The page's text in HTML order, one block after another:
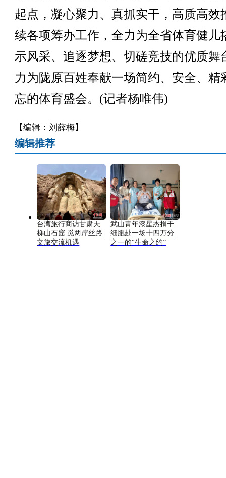
起点，凝心聚力、真抓实干，高质高效
续各项筹办工作，全力为全省体育健儿
示风采、追逐梦想、切磋竞技的优质舞
力为陇原百姓奉献一场简约、安全、精
忘的体育盛会。(记者杨唯伟)
【编辑：刘薛梅】
编辑推荐
台湾旅行商访甘肃天
梯山石窟 觅两岸丝路
文旅交流机遇
武山青年漆星杰捐干
细胞赴一场十四万分
之一的“生命之约”